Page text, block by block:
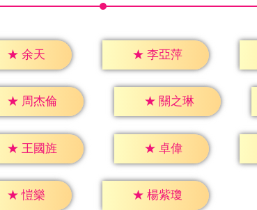
★ 余天 ★ 李亞萍
★ 周杰倫 ★ 關之琳
★ 王國旌 ★ 卓偉
★ 愷樂 ★ 楊紫瓊